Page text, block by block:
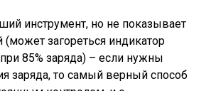
инструмент, но не показывает
(может загореться индикатор
85% заряда) – если нужны
заряда, то самый верный способ